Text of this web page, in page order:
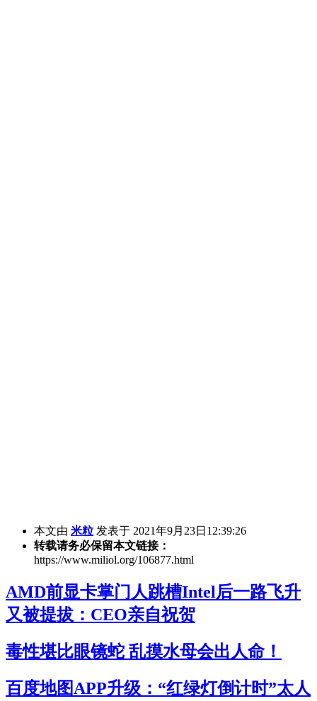
本文由 米粒 发表于 2021年9月23日12:39:26
转载请务必保留本文链接：
https://www.miliol.org/106877.html
AMD前显卡掌门人跳槽Intel后一路飞升
又被提拔：CEO亲自祝贺
毒性堪比眼镜蛇 乱摸水母会出人命！
百度地图APP升级：“红绿灯倒计时”太人